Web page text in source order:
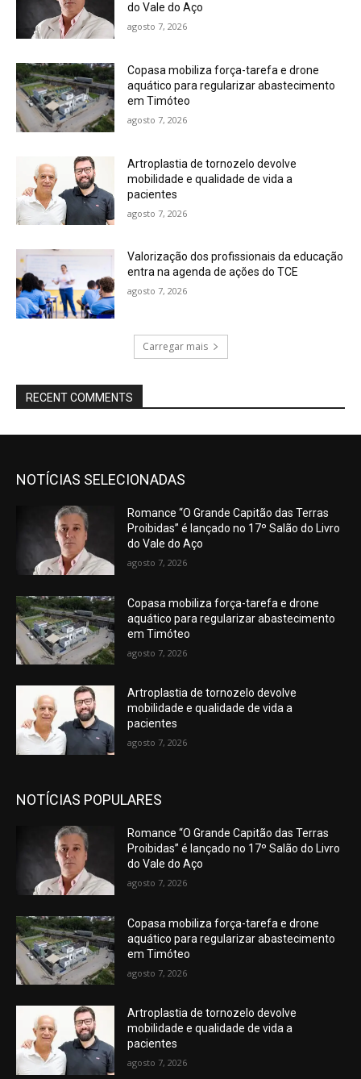
do Vale do Aço
agosto 7, 2026
Copasa mobiliza força-tarefa e drone
aquático para regularizar abastecimento
em Timóteo
agosto 7, 2026
Artroplastia de tornozelo devolve
mobilidade e qualidade de vida a
pacientes
agosto 7, 2026
Valorização dos profissionais da educação
entra na agenda de ações do TCE
agosto 7, 2026
Carregar mais
RECENT COMMENTS
NOTÍCIAS SELECIONADAS
Romance “O Grande Capitão das Terras
Proibidas” é lançado no 17º Salão do Livro
do Vale do Aço
agosto 7, 2026
Copasa mobiliza força-tarefa e drone
aquático para regularizar abastecimento
em Timóteo
agosto 7, 2026
Artroplastia de tornozelo devolve
mobilidade e qualidade de vida a
pacientes
agosto 7, 2026
NOTÍCIAS POPULARES
Romance “O Grande Capitão das Terras
Proibidas” é lançado no 17º Salão do Livro
do Vale do Aço
agosto 7, 2026
Copasa mobiliza força-tarefa e drone
aquático para regularizar abastecimento
em Timóteo
agosto 7, 2026
Artroplastia de tornozelo devolve
mobilidade e qualidade de vida a
pacientes
agosto 7, 2026